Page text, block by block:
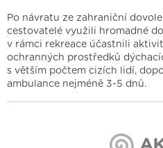
Po návratu ze zahraniční
cestovatelé využili hromadné
v rámci rekreace účastnili
ochranných prostředků
s větším počtem cizích lidí,
ambulance nejméně 3-5 dnů. ​